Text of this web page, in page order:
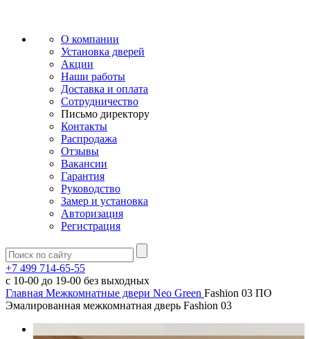
О компании
Установка дверей
Акции
Наши работы
Доставка и оплата
Сотрудничество
Письмо директору
Контакты
Распродажа
Отзывы
Вакансии
Гарантия
Руководство
Замер и установка
Авторизация
Регистрация
+7 499 714-65-55
с 10-00 до 19-00 без выходных
Главная Межкомнатные двери Neo Green Fashion 03 ПО
Эмалированная межкомнатная дверь Fashion 03